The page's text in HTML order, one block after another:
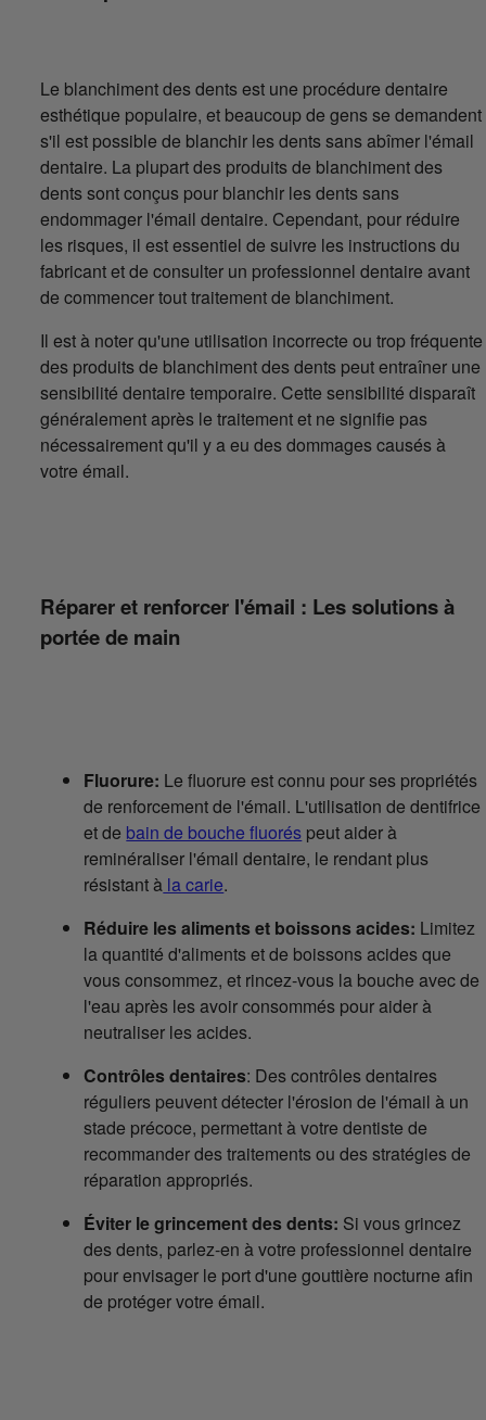
Le blanchiment des dents est une procédure dentaire
esthétique populaire, et beaucoup de gens se demandent
s'il est possible de blanchir les dents sans abîmer l'émail
dentaire. La plupart des produits de blanchiment des
dents sont conçus pour blanchir les dents sans
endommager l'émail dentaire. Cependant, pour réduire
les risques, il est essentiel de suivre les instructions du
fabricant et de consulter un professionnel dentaire avant
de commencer tout traitement de blanchiment.
Il est à noter qu'une utilisation incorrecte ou trop fréquente
des produits de blanchiment des dents peut entraîner une
sensibilité dentaire temporaire. Cette sensibilité disparaît
généralement après le traitement et ne signifie pas
nécessairement qu'il y a eu des dommages causés à
votre émail.
Réparer et renforcer l'émail : Les solutions à
portée de main
Fluorure: Le fluorure est connu pour ses propriétés
de renforcement de l'émail. L'utilisation de dentifrice
et de bain de bouche fluorés peut aider à
reminéraliser l'émail dentaire, le rendant plus
résistant à la carie.
Réduire les aliments et boissons acides: Limitez
la quantité d'aliments et de boissons acides que
vous consommez, et rincez-vous la bouche avec de
l'eau après les avoir consommés pour aider à
neutraliser les acides.
Contrôles dentaires: Des contrôles dentaires
réguliers peuvent détecter l'érosion de l'émail à un
stade précoce, permettant à votre dentiste de
recommander des traitements ou des stratégies de
réparation appropriés.
Éviter le grincement des dents: Si vous grincez
des dents, parlez-en à votre professionnel dentaire
pour envisager le port d'une gouttière nocturne afin
de protéger votre émail.